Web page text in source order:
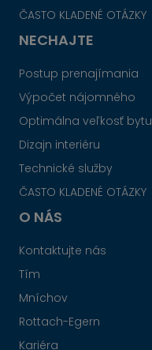
ČASTO KLADENÉ OTÁZKY
NECHAJTE
Postup prenajímania
Výpočet nájomného
Optimálna veľkosť bytu
Dizajn interiéru
Technické služby
ČASTO KLADENÉ OTÁZKY
O NÁS
Kontaktujte nás
Tím
Mníchov
Rottach-Egern
Kariéra